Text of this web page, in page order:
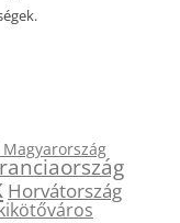
Horvátország